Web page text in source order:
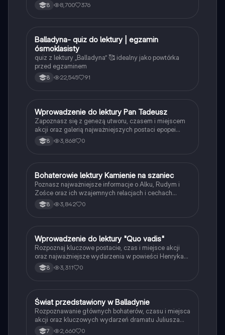
8 8,700 376
BJęzyk polski
Balladyna- quiz do lektury | egzamin
ósmoklasisty
quiz z lektury „Balladyna” 🥰 idealny jako powtórka
przed egzaminem
8 22,545 91
WJęzyk polski
Wprowadzenie do lektury Pan Tadeusz
Zapoznasz się z genezą utworu, czasem i miejscem
akcji oraz galerią najważniejszych postaci epopei
Adama Mickiewicza.
8 3,868 0
BJęzyk polski
Bohaterowie lektury Kamienie na szaniec
Poznasz najważniejsze informacje o Alku, Rudym i
Zośce oraz ich wzajemnych relacjach i cechach
charakteru.
8 3,842 0
WJęzyk polski
Wprowadzenie do lektury "Quo vadis"
Rozpoznaj kluczowe postacie, czas i miejsce akcji
oraz najważniejsze wydarzenia w powieści Henryka
Sienkiewicza.
8 3,311 0
ŚJęzyk polski
Świat przedstawiony w Balladynie
Rozpoznawanie głównych bohaterów, czasu i miejsca
akcji oraz kluczowych wydarzeń dramatu Juliusza
Słowackiego.
7 2,660 0